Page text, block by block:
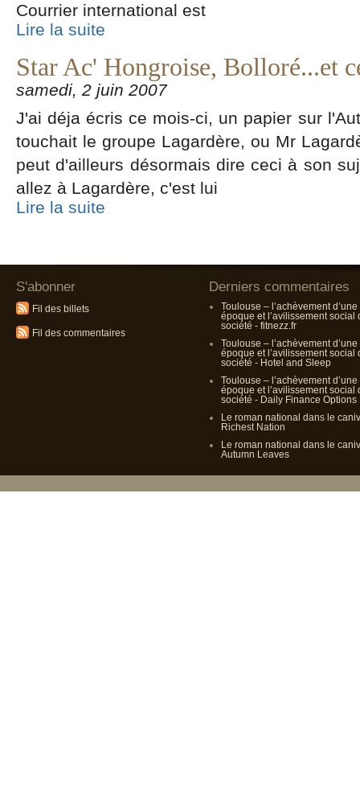
Courrier international est
Lire la suite
Star Ac' Hongroise, Bolloré...et
samedi, 2 juin 2007
J'ai déja écris ce mois-ci, un papier sur
touchait le groupe Lagardère, ou Mr
peut d'ailleurs désormais dire ceci à son
allez à Lagardère, c'est lui
Lire la suite
S'abonner
Fil des billets
Fil des commentaires
Derniers commentaires
Toulouse – l’achèvement d’une
époque et l’avilissement social
société - fitnezz.fr
Toulouse – l’achèvement d’une
époque et l’avilissement social
société - Hotel and Sleep
Toulouse – l’achèvement d’une
époque et l’avilissement social
société - Daily Finance Options
Le roman national dans le
Richest Nation
Le roman national dans le
Autumn Leaves